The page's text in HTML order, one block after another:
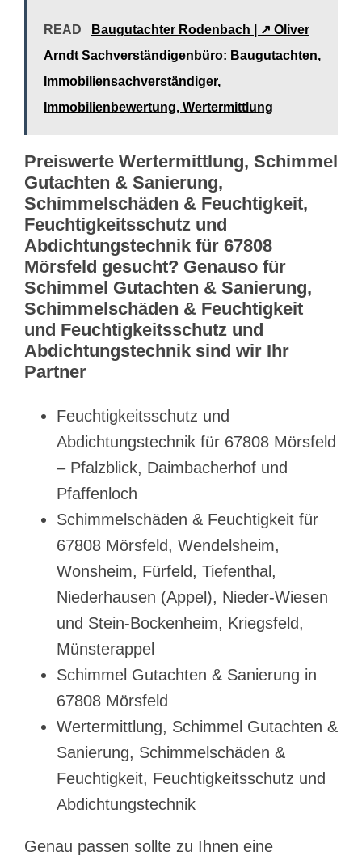
READ
Baugutachter Rodenbach | ↗️ Oliver
Arndt Sachverständigenbüro: Baugutachten,
Immobiliensachverständiger,
Immobilienbewertung, Wertermittlung
Preiswerte Wertermittlung, Schimmel
Gutachten & Sanierung,
Schimmelschäden & Feuchtigkeit,
Feuchtigkeitsschutz und
Abdichtungstechnik für 67808
Mörsfeld gesucht? Genauso für
Schimmel Gutachten & Sanierung,
Schimmelschäden & Feuchtigkeit
und Feuchtigkeitsschutz und
Abdichtungstechnik sind wir Ihr
Partner
Feuchtigkeitsschutz und
Abdichtungstechnik für 67808 Mörsfeld
– Pfalzblick, Daimbacherhof und
Pfaffenloch
Schimmelschäden & Feuchtigkeit für
67808 Mörsfeld, Wendelsheim,
Wonsheim, Fürfeld, Tiefenthal,
Niederhausen (Appel), Nieder-Wiesen
und Stein-Bockenheim, Kriegsfeld,
Münsterappel
Schimmel Gutachten & Sanierung in
67808 Mörsfeld
Wertermittlung, Schimmel Gutachten &
Sanierung, Schimmelschäden &
Feuchtigkeit, Feuchtigkeitsschutz und
Abdichtungstechnik
Genau passen sollte zu Ihnen eine